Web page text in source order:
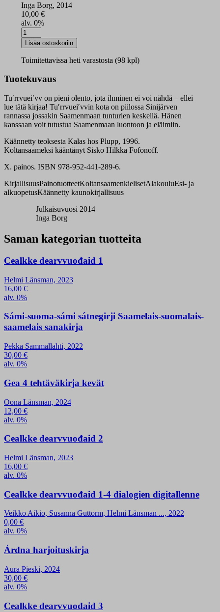
Inga Borg, 2014
10,00 €
alv. 0%
Ǩiđđprääʹzniǩ
Tuʹrrvueiʹv
åʹrnn
määrä
Lisää ostoskoriin
Toimitettavissa heti varastosta (98 kpl)
Tuotekuvaus
Tuʹrrvueiʹvv on pieni olento, jota ihminen ei voi nähdä – ellei
lue tätä kirjaa! Tuʹrrvueiʹvvin kota on piilossa Sinijärven
rannassa jossakin Saamenmaan tunturien keskellä. Hänen
kanssaan voit tutustua Saamenmaan luontoon ja eläimiin.
Käännetty teoksesta Kalas hos Plupp, 1996.
Koltansaameksi kääntänyt Sisko Hilkka Fofonoff.
X. painos. ISBN 978-952-441-289-6.
KirjallisuusPainotuotteetKoltansaamenkielisetAlakouluEsi- ja
alkuopetusKäännetty kaunokirjallisuus
Julkaisuvuosi 2014
Inga Borg
Saman kategorian tuotteita
Cealkke dearvvuođaid 1
Helmi Länsman, 2023
16,00 €
alv. 0%
Sámi-suoma-sámi sátnegirji Saamelais-suomalais-
saamelais sanakirja
Pekka Sammallahti, 2022
30,00 €
alv. 0%
Gea 4 tehtäväkirja kevät
Oona Länsman, 2024
12,00 €
alv. 0%
Cealkke dearvvuođaid 2
Helmi Länsman, 2023
16,00 €
alv. 0%
Cealkke dearvvuođaid 1-4 dialogien digitallenne
Veikko Aikio, Susanna Guttorm, Helmi Länsman ..., 2022
0,00 €
alv. 0%
Árdna harjoituskirja
Aura Pieski, 2024
30,00 €
alv. 0%
Cealkke dearvvuođaid 3